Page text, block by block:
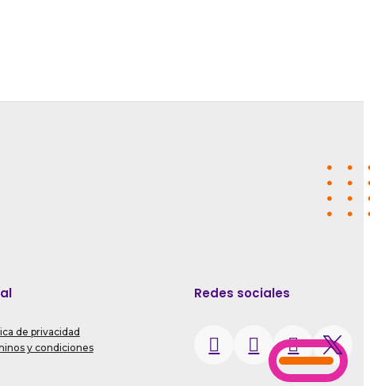
de privacidad
y condiciones
Redes sociales